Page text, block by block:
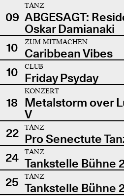
09
TANZ
ABGESAGT:
Oskar Damianaki
10
ZUM MITMACHEN
Caribbean Vibes
10
CLUB
Friday Psyday
18
KONZERT
Metalstorm over
V
22
TANZ
Pro Senectute
24
TANZ
Tankstelle Bühne
25
TANZ
Tankstelle Bühne